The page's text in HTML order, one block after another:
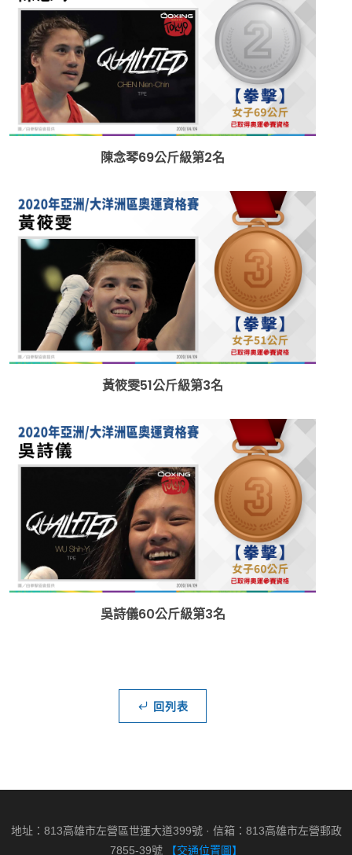
陳念琴69公斤級第2名
黃筱雯51公斤級第3名
吳詩儀60公斤級第3名
回列表
地址：813高雄市左營區世運大道399號 · 信箱：813高雄市左營郵政
7855-39號
【交通位置圖】